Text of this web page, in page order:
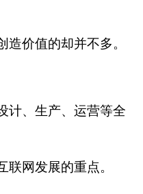
价值的却并不多。
计、生产、运营等全
网发展的重点。